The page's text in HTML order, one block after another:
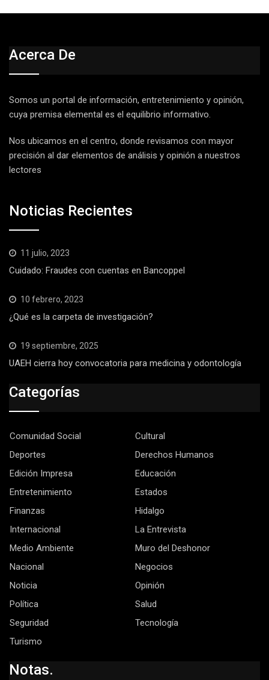
Acerca De
Somos un portal de información, entretenimiento y opinión,
cuya premisa elemental es el equilibrio informativo.
Nos ubicamos en el centro, donde revisamos con mayor
precisión al dar elementos de análisis y opinión a nuestros
lectores
Noticias Recientes
11 julio, 2023
Cuidado: Fraudes con cuentas en Bancoppel
10 febrero, 2023
¿Qué es la carpeta de investigación?
19 septiembre, 2025
UAEH cierra hoy convocatoria para medicina y odontología
Categorías
Comunidad Social
Cultural
Deportes
Derechos Humanos
Edición Impresa
Educación
Entretenimiento
Estados
Finanzas
Hidalgo
Internacional
La Entrevista
Medio Ambiente
Muro del Deshonor
Nacional
Negocios
Noticia
Opinión
Política
Salud
Seguridad
Tecnología
Turismo
Notas.